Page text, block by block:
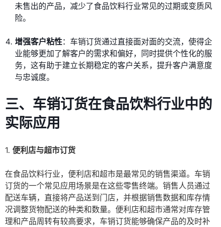
未售出的产品，减少了食品饮料行业常见的过期或变质风
险。
增强客户粘性：车销订货通过直接面对面的交流，使得企
业能够更加了解客户的需求和偏好，同时提供个性化的服
务，这有助于建立长期稳定的客户关系，提升客户满意度
与忠诚度。
三、车销订货在食品饮料行业中的
实际应用
1. 便利店与超市订货
在食品饮料行业，便利店和超市是最常见的销售渠道。车销
订货的一个常见应用场景是在这些零售终端。销售人员通过
配送车辆，直接将产品送到门店，并根据销售数据和库存情
况调整货物配送的种类和数量。便利店和超市通常对库存管
理和产品周转有较高要求，车销订货能够确保产品的及时补